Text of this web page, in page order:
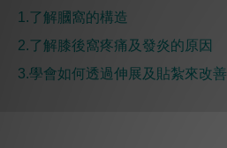
1.了解膕窩的構造
2.了解膝後窩疼痛及發炎的原因
3.學會如何透過伸展及貼紮來改善